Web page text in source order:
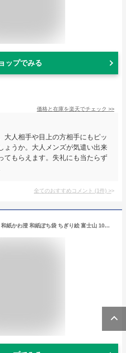
ップでみる
価格と在庫を楽天でチェック >>
大人相手や目上の方相手にもピッ
ょうか。大人メンズが気遣い出来
てもらえます。失礼にも当たらず
全てのおすすめコメント (1件) >
【Amazon.co.jp 限定】和紙かわ澄 和紙ぽち袋 ちぎり絵 富士山 10枚入